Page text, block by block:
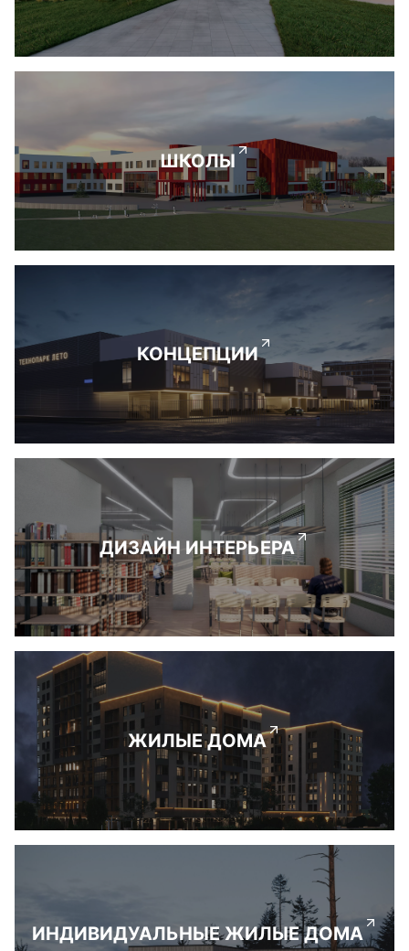
ШКОЛЫ
КОНЦЕПЦИИ
ДИЗАЙН ИНТЕРЬЕРА
ЖИЛЫЕ ДОМА
ИНДИВИДУАЛЬНЫЕ ЖИЛЫЕ ДОМА